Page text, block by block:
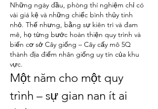
Những ngày đầu, phòng thí nghiệm chỉ có
vài giá kệ và những chiếc bình thủy tinh
nhỏ. Thế nhưng, bằng sự kiên trì và đam
mê, họ từng bước hoàn thiện quy trình và
biến cơ sở Cây giống – Cây cấy mô 5Q
thành địa điểm nhân giống uy tín của khu
vực.
Một năm cho một quy
trình – sự gian nan ít ai